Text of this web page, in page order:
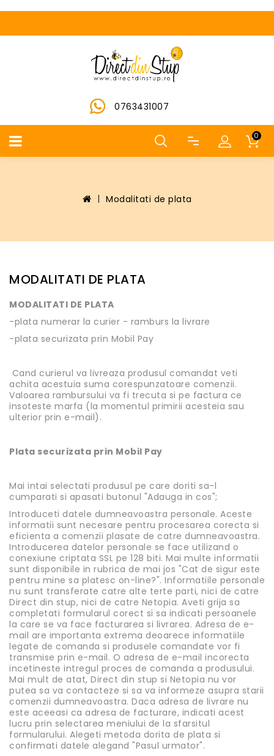
0763431007
0
Modalitati de plata
MODALITATI DE PLATA
MODALITATI DE PLATA
-plata numerar la curier - ramburs la livrare
-plata securizata prin Mobil Pay
Cand curierul va livreaza produsul comandat veti
achita acestuia suma corespunzatoare comenzii.
Valoarea rambursului va fi trecuta si pe factura ce
insoteste marfa (la momentul primirii acesteia sau
ulterior prin e-mail).
Plata securizata prin Mobil Pay
Mai intai selectati produsul pe care doriti sa-l
cumparati si apasati butonul "Adauga in cos";
Introduceti datele dumneavoastra personale. Aceste
informatii sunt necesare pentru procesarea corecta si
eficienta a comenzii plasate de catre dumneavoastra.
Introducerea datelor personale se face utilizand o
conexiune criptata SSL pe 128 biti. Mai multe informatii
sunt disponibile in rubrica de mai jos "Cat de sigur este
pentru mine sa platesc on-line?". Informatiile personale
nu sunt transferate catre alte terte parti, nici de catre
Direct din stup, nici de catre Netopia. Aveti grija sa
completati formularul corect si sa indicati persoanele
la care se va face facturarea si livrarea. Adresa de e-
mail are importanta extrema deoarece informatiile
legate de comanda si produsele comandate vor fi
transmise prin e-mail. O adresa de e-mail incorecta
incetineste intregul proces de comanda a produsului.
Mai mult de atat, Direct din stup si Netopia nu vor
putea sa va contacteze si sa va informeze asupra starii
comenzii dumneavoastra. Daca adresa de livrare nu
este aceeasi ca adresa de facturare, indicati acest
lucru prin selectarea meniului de la sfarsitul
formularului. Alegeti metoda dorita de plata si
confirmati datele alegand "Pasul urmator".